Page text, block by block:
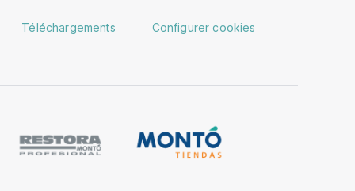
Téléchargements Configurer cookies